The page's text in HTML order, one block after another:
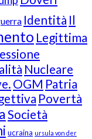
Identità Il
Legittima
Nucleare
OGM Patria
Povertà
Società
ucraina ursula von der